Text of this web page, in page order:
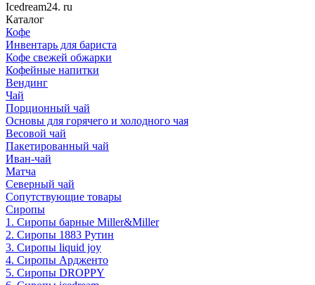
Icedream24. ru
Каталог
Кофе
Инвентарь для бариста
Кофе свежей обжарки
Кофейные напитки
Вендинг
Чай
Порционный чай
Основы для горячего и холодного чая
Весовой чай
Пакетированный чай
Иван-чай
Матча
Северный чай
Сопутствующие товары
Сиропы
1. Сиропы барные Miller&Miller
2. Сиропы 1883 Рутин
3. Cиропы liquid joy
4. Cиропы Ардженто
5. Сиропы DROPPY